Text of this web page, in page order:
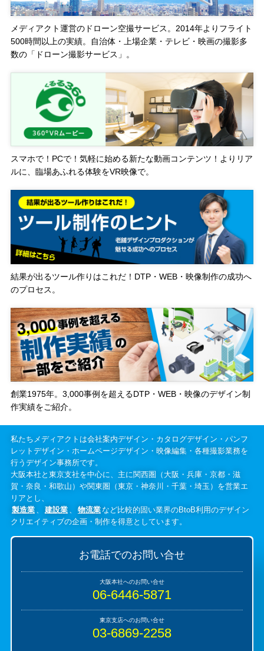
メディアクト運営のドローン空撮サービス。2014年よりフライト
500時間以上の実績。自治体・上場企業・テレビ・映画の撮影多
数の「ドローン撮影サービス」。
スマホで！PCで！気軽に始める新たな動画コンテンツ！よりリア
ルに、臨場あふれる体験をVR映像で。
結果が出るツール作りはこれだ！DTP・WEB・映像制作の成功へ
のプロセス。
創業1975年。3,000事例を超えるDTP・WEB・映像のデザイン制
作実績をご紹介。
私たちメディアクトは会社案内デザイン・カタログデザイン・パンフ
レットデザイン・ホームページデザイン・映像編集・各種撮影業務を
行うデザイン事務所です。
大阪本社と東京支社を中心に、主に関西圏（大阪・兵庫・京都・滋
賀・奈良・和歌山）や関東圏（東京・神奈川・千葉・埼玉）を営業エ
リアとし、
製造業 、 建設業 、 物流業など比較的固い業界のBtoB利用のデザイン
クリエイティブの企画・制作を得意としています。
お電話でのお問い合せ
06-6446-5871
03-6869-2258